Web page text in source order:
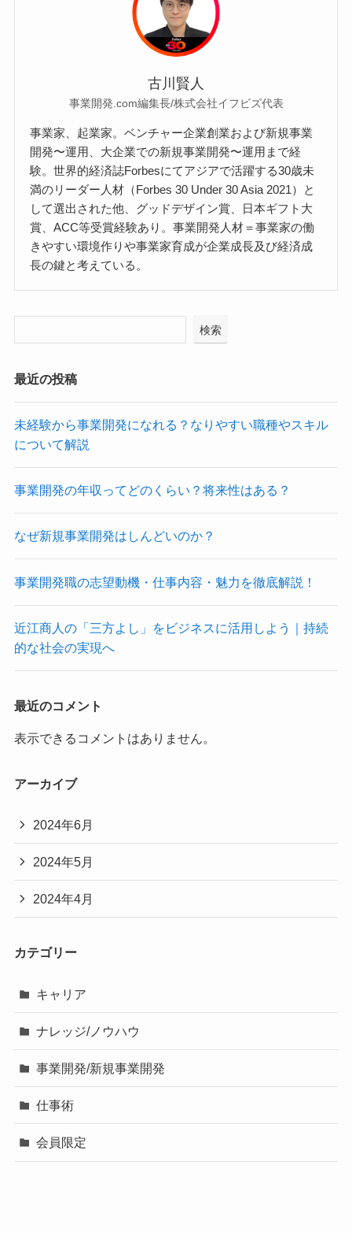
古川賢人
事業開発.com編集長/株式会社イフビズ代表
事業家、起業家。ベンチャー企業創業および新規事業
開発〜運用、大企業での新規事業開発〜運用まで経
験。世界的経済誌Forbesにてアジアで活躍する30歳未
満のリーダー人材（Forbes 30 Under 30 Asia 2021）と
して選出された他、グッドデザイン賞、日本ギフト大
賞、ACC等受賞経験あり。事業開発人材＝事業家の働
きやすい環境作りや事業家育成が企業成長及び経済成
長の鍵と考えている。
検索
最近の投稿
未経験から事業開発になれる？なりやすい職種やスキル
について解説
事業開発の年収ってどのくらい？将来性はある？
なぜ新規事業開発はしんどいのか？
事業開発職の志望動機・仕事内容・魅力を徹底解説！
近江商人の「三方よし」をビジネスに活用しよう｜持続
的な社会の実現へ
最近のコメント
表示できるコメントはありません。
アーカイブ
2024年6月
2024年5月
2024年4月
カテゴリー
キャリア
ナレッジ/ノウハウ
事業開発/新規事業開発
仕事術
会員限定